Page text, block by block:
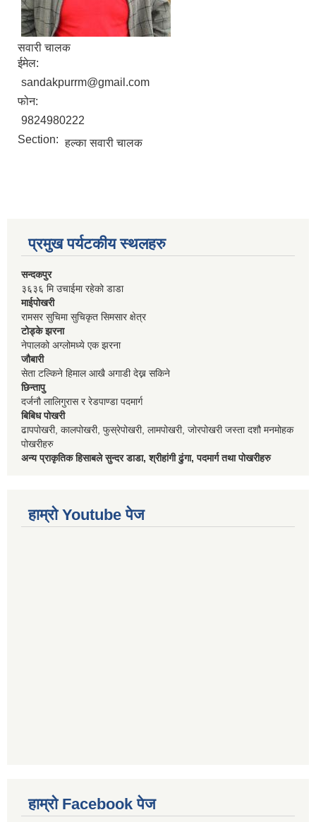
सवारी चालक
ईमेल:
sandakpurrm@gmail.com
फोन:
9824980222
Section: हल्का सवारी चालक
प्रमुख पर्यटकीय स्थलहरु
सन्दकपुर
३६३६ मि उचाईमा रहेको डाडा
माईपोखरी
रामसर सुचिमा सुचिकृत सिमसार क्षेत्र
टोड्के झरना
नेपालको अग्लोमध्ये एक झरना
जौबारी
सेता टल्किने हिमाल आखै अगाडी देख्न सकिने
छिन्तापु
दर्जनौ लालिगुरास र रेडपाण्डा पदमार्ग
बिबिध पोखरी
ढापपोखरी, कालपोखरी, फुस्रेपोखरी, लामपोखरी, जोरपोखरी जस्ता दशौ मनमोहक
पोखरीहरु
अन्य प्राकृतिक हिसाबले सुन्दर डाडा, श्रीहांगी ढुंगा, पदमार्ग तथा पोखरीहरु
हाम्रो Youtube पेज
हाम्रो Facebook पेज